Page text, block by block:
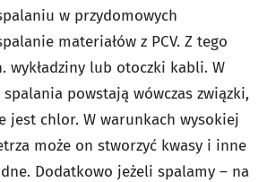
w przydomowych
materiałów z PCV. Z tego
wykładziny lub otoczki kabli. W
powstają wówczas związki,
jest chlor. W warunkach wysokiej
może on stworzyć kwasy i inne
Dodatkowo jeżeli spalamy – na